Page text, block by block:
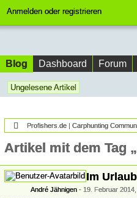
Anmelden oder registrieren
Blog Dashboard Forum
Ungelesene Artikel
Profishers.de | Carphunting
Artikel mit dem Tag
Im
André Jähnigen 19. Februar